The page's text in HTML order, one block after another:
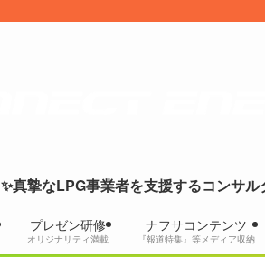
プレゼン研修
オリジナリティ満載
ナフサコンテンツ
『報道特集』等メディア収納
✨真摯なLPG事業者を支援するコンサル